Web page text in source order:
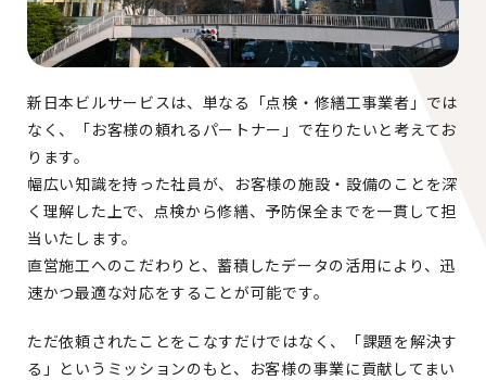
新日本ビルサービスは、単なる「点検・修繕工事業者」では
なく、「お客様の頼れるパートナー」で在りたいと考えてお
ります。
幅広い知識を持った社員が、お客様の施設・設備のことを深
く理解した上で、点検から修繕、予防保全までを一貫して担
当いたします。
直営施工へのこだわりと、蓄積したデータの活用により、迅
速かつ最適な対応をすることが可能です。
ただ依頼されたことをこなすだけではなく、「課題を解決す
る」というミッションのもと、お客様の事業に貢献してまい